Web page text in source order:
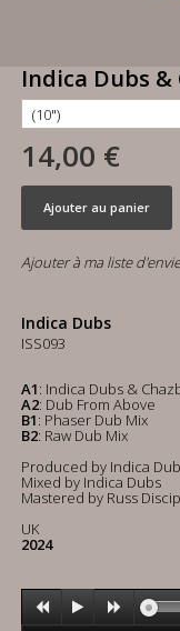
Indica Dubs &
14,00 €
Ajouter au panier
Ajouter à ma liste
Indica Dubs
ISS093
A1: Indica Dubs &
A2: Dub From Above
B1: Phaser Dub Mix
B2: Raw Dub Mix
Produced by Indica
Mixed by Indica Dubs
Mastered by Russ
UK
2024